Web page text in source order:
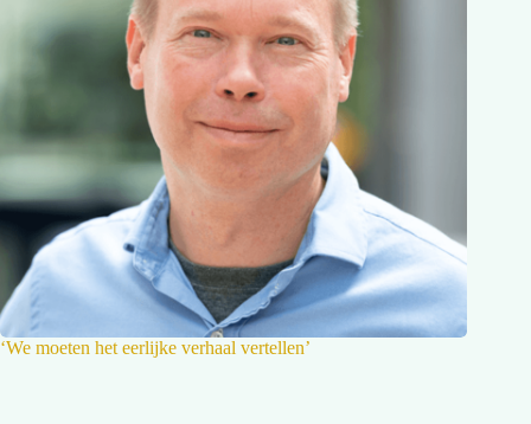
‘We moeten het eerlijke verhaal vertellen’